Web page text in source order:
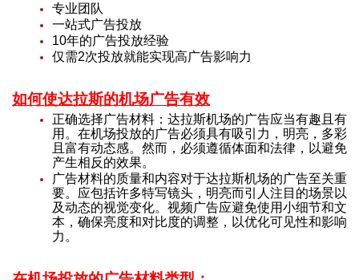
专业团队
一站式广告投放
10年的广告投放经验
仅需2次投放就能实现高广告影响力
如何使达拉斯的机场广告有效
正确选择广告材料：达拉斯机场的广告应当有趣且有
用。在机场投放的广告必须具有吸引力，明亮，多彩
且富有动态感。然而，必须遵循体面和法律，以避免
产生相反的效果。
广告材料的质量和内容对于达拉斯机场的广告至关重
要。应包括许多特写镜头，明亮而引人注目的场景以
及动态的视觉变化。视频广告应避免使用小细节和文
本，确保亮度和对比度的调整，以优化可见性和影响
力。